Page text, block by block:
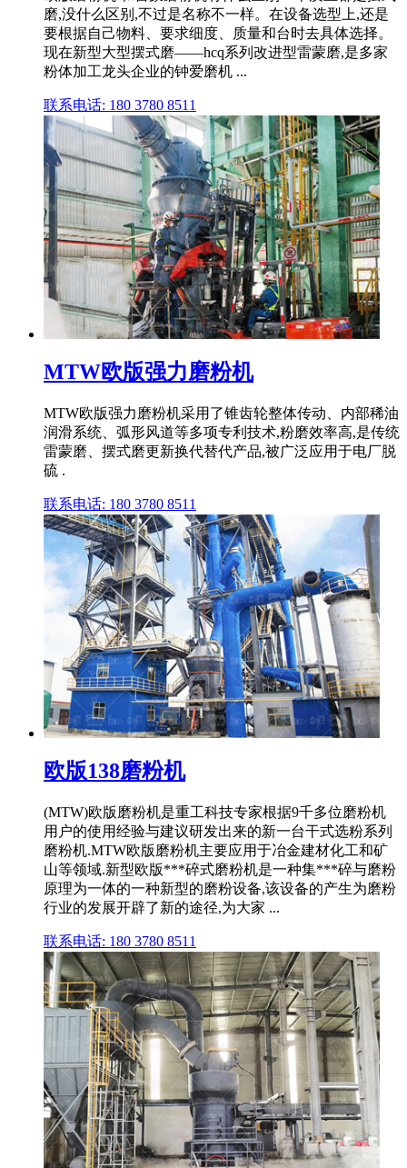
磨,没什么区别,不过是名称不一样。在设备选型上,还是
要根据自己物料、要求细度、质量和台时去具体选择。
现在新型大型摆式磨——hcq系列改进型雷蒙磨,是多家
粉体加工龙头企业的钟爱磨机 ...
联系电话: 180 3780 8511
MTW欧版强力磨粉机
MTW欧版强力磨粉机采用了锥齿轮整体传动、内部稀油
润滑系统、弧形风道等多项专利技术,粉磨效率高,是传统
雷蒙磨、摆式磨更新换代替代产品,被广泛应用于电厂脱
硫 .
联系电话: 180 3780 8511
欧版138磨粉机
(MTW)欧版磨粉机是重工科技专家根据9千多位磨粉机
用户的使用经验与建议研发出来的新一台干式选粉系列
磨粉机.MTW欧版磨粉机主要应用于冶金建材化工和矿
山等领域.新型欧版***碎式磨粉机是一种集***碎与磨粉
原理为一体的一种新型的磨粉设备,该设备的产生为磨粉
行业的发展开辟了新的途径,为大家 ...
联系电话: 180 3780 8511